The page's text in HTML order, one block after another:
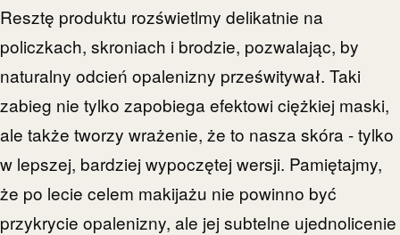
Resztę produktu rozświetlmy delikatnie na
policzkach, skroniach i brodzie, pozwalając, by
naturalny odcień opalenizny prześwitywał. Taki
zabieg nie tylko zapobiega efektowi ciężkiej maski,
ale także tworzy wrażenie, że to nasza skóra - tylko
w lepszej, bardziej wypoczętej wersji. Pamiętajmy,
że po lecie celem makijażu nie powinno być
przykrycie opalenizny, ale jej subtelne ujednolicenie